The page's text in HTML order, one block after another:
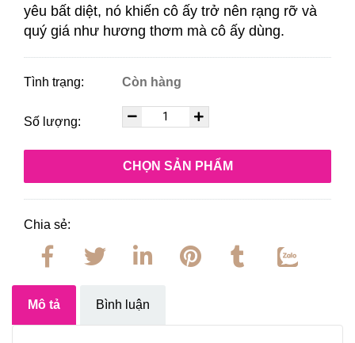
yêu bất diệt, nó khiến cô ấy trở nên rạng rỡ và
quý giá như hương thơm mà cô ấy dùng.
Tình trạng: Còn hàng
Số lượng:
CHỌN SẢN PHẨM
Chia sẻ:
Mô tả Bình luận